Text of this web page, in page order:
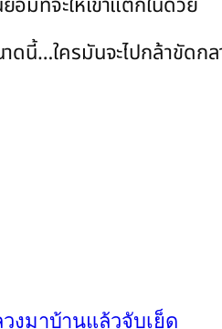
ดนี้…ใครมันจะไปกล้าขัดก
งมาบ้านแล้วจับเย็ด